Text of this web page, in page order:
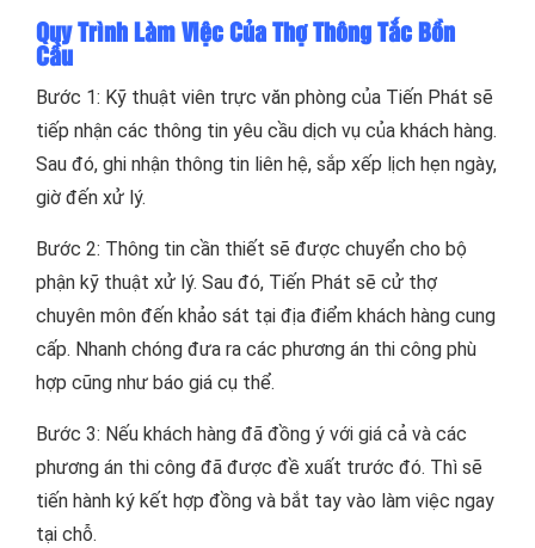
Quy Trình Làm Việc Của Thợ Thông Tắc Bồn
Cầu
Bước 1: Kỹ thuật viên trực văn phòng của Tiến Phát sẽ
tiếp nhận các thông tin yêu cầu dịch vụ của khách hàng.
Sau đó, ghi nhận thông tin liên hệ, sắp xếp lịch hẹn ngày,
giờ đến xử lý.
Bước 2: Thông tin cần thiết sẽ được chuyển cho bộ
phận kỹ thuật xử lý. Sau đó, Tiến Phát sẽ cử thợ
chuyên môn đến khảo sát tại địa điểm khách hàng cung
cấp. Nhanh chóng đưa ra các phương án thi công phù
hợp cũng như báo giá cụ thể.
Bước 3: Nếu khách hàng đã đồng ý với giá cả và các
phương án thi công đã được đề xuất trước đó. Thì sẽ
tiến hành ký kết hợp đồng và bắt tay vào làm việc ngay
tại chỗ.